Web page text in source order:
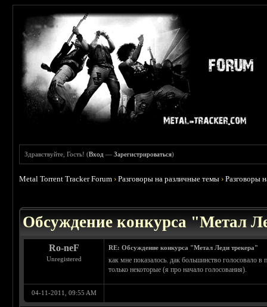
Здравствуйте, Гость! (Вход —Зарегистрироваться)
Metal Torrent Tracker Forum ›Разговоры на различные темы ›Разговоры
Обсуждение конкурса "Метал
Ro-neF
Unregistered
RE: Обсуждение конкурса "Метал Леди трекера"
как мне показалось. дак большинство голосовало
только некоторые (я про начало голосования).
04-11-2011, 09:55 AM